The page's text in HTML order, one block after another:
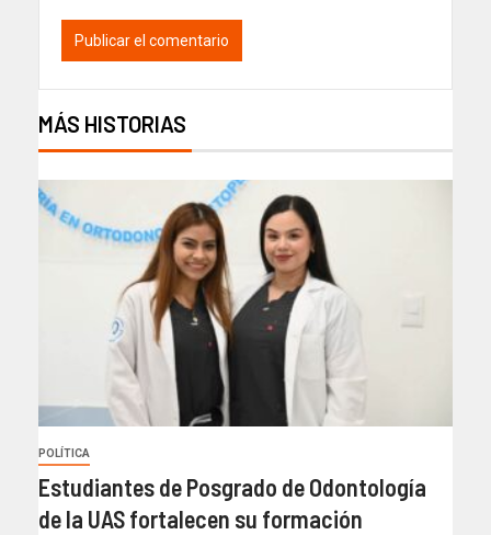
MÁS HISTORIAS
POLÍTICA
Estudiantes de Posgrado de Odontología
de la UAS fortalecen su formación